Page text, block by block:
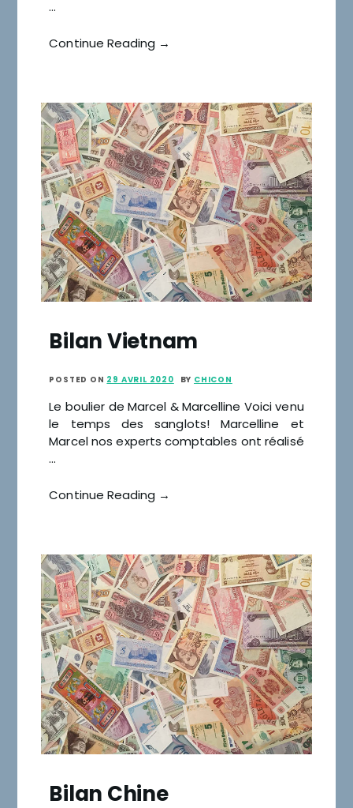
…
Continue Reading →
Bilan Vietnam
POSTED ON 29 AVRIL 2020 BY CHICON
Le boulier de Marcel & Marcelline Voici venu
le temps des sanglots! Marcelline et
Marcel nos experts comptables ont réalisé
…
Continue Reading →
Bilan Chine